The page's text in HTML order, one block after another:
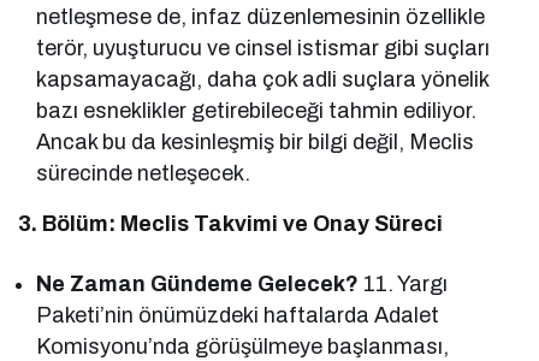
netleşmese de, infaz düzenlemesinin özellikle
terör, uyuşturucu ve cinsel istismar gibi suçları
kapsamayacağı, daha çok adli suçlara yönelik
bazı esneklikler getirebileceği tahmin ediliyor.
Ancak bu da kesinleşmiş bir bilgi değil, Meclis
sürecinde netleşecek.
3. Bölüm: Meclis Takvimi ve Onay Süreci
Ne Zaman Gündeme Gelecek? 11. Yargı
Paketi’nin önümüzdeki haftalarda Adalet
Komisyonu’nda görüşülmeye başlanması,